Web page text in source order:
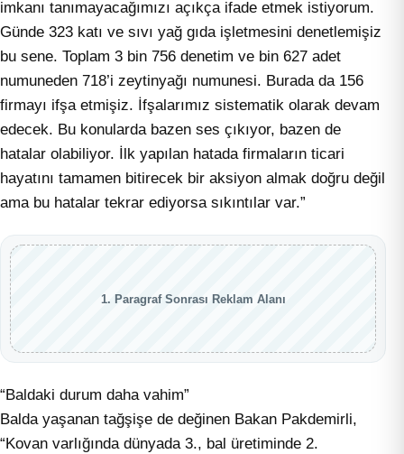
imkanı tanımayacağımızı açıkça ifade etmek istiyorum.
Günde 323 katı ve sıvı yağ gıda işletmesini denetlemişiz
bu sene. Toplam 3 bin 756 denetim ve bin 627 adet
numuneden 718’i zeytinyağı numunesi. Burada da 156
firmayı ifşa etmişiz. İfşalarımız sistematik olarak devam
edecek. Bu konularda bazen ses çıkıyor, bazen de
hatalar olabiliyor. İlk yapılan hatada firmaların ticari
hayatını tamamen bitirecek bir aksiyon almak doğru değil
ama bu hatalar tekrar ediyorsa sıkıntılar var.”
1. Paragraf Sonrası Reklam Alanı
“Baldaki durum daha vahim”
Balda yaşanan tağşişe de değinen Bakan Pakdemirli,
“Kovan varlığında dünyada 3., bal üretiminde 2.